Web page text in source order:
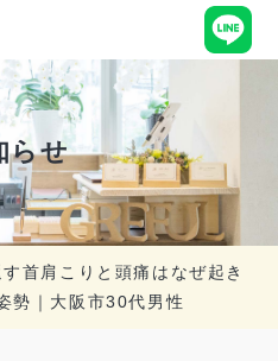
らせ
首肩こりと頭痛はなぜ起き
勢｜大阪市30代男性